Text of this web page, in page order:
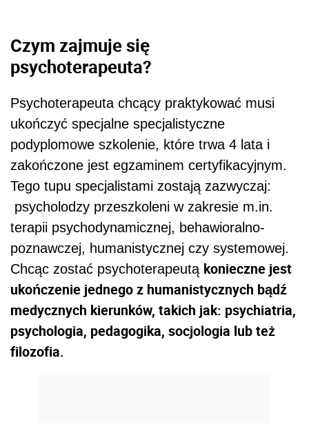
Czym zajmuje się
psychoterapeuta?
Psychoterapeuta chcący praktykować musi
ukończyć specjalne specjalistyczne
podyplomowe szkolenie, które trwa 4 lata i
zakończone jest egzaminem certyfikacyjnym.
Tego tupu specjalistami zostają zazwyczaj:
psycholodzy przeszkoleni w zakresie m.in.
terapii psychodynamicznej, behawioralno-
poznawczej, humanistycznej czy systemowej.
Chcąc zostać psychoterapeutą konieczne jest
ukończenie jednego z humanistycznych bądź
medycznych kierunków, takich jak: psychiatria,
psychologia, pedagogika, socjologia lub też
filozofia.